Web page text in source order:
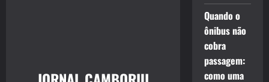
Quando o
ônibus não
cobra
passagem:
como uma